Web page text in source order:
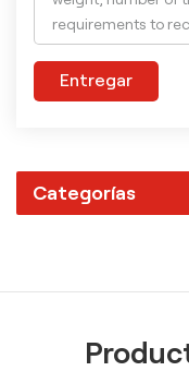
Entregar
Categorías